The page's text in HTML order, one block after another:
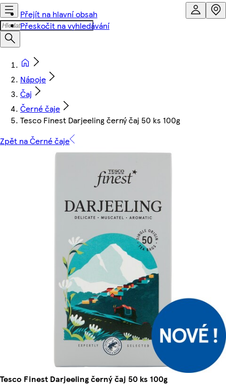
Přejít na hlavní obsah
Přeskočit na vyhledávání
Nápoje
Čaj
Černé čaje
Tesco Finest Darjeeling černý čaj 50 ks 100g
Zpět na Černé čaje
Tesco Finest Darjeeling černý čaj 50 ks 100g